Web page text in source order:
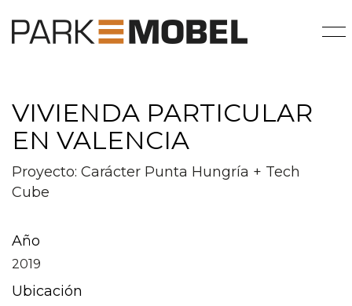
VIVIENDA PARTICULAR
EN VALENCIA
Proyecto: Carácter Punta Hungría + Tech
Cube
Año
2019
Ubicación